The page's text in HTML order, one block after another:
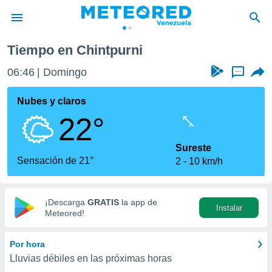
de
ha
calidad.
a este
las
y
digital
basada
Tiempo en Chintpurni
06:46 Domingo ...
Nubes y claros
22°
Sensación de 21°
Sureste
2
10 km/h
¡Descarga GRATIS la app de
Meteored!
Instalar
Por hora
Lluvias débiles en las próximas horas